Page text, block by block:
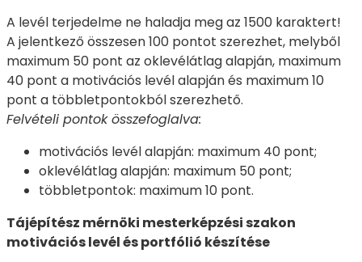
A levél terjedelme ne haladja meg az 1500 karaktert!
A jelentkező összesen 100 pontot szerezhet, melyből
maximum 50 pont az oklevélátlag alapján, maximum
40 pont a motivációs levél alapján és maximum 10
pont a többletpontokból szerezhető.
Felvételi pontok összefoglalva:
motivációs levél alapján: maximum 40 pont;
oklevélátlag alapján: maximum 50 pont;
többletpontok: maximum 10 pont.
Tájépítész mérnöki mesterképzési szakon
motivációs levél és portfólió készítése